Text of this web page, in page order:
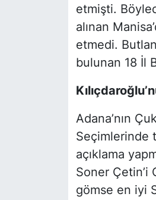
etmişti.
alınan
etmedi.
bulunan 18 İl
Adana’nın
Seçimlerinde
açıklama
Soner Çetin’i
gömse en iyi